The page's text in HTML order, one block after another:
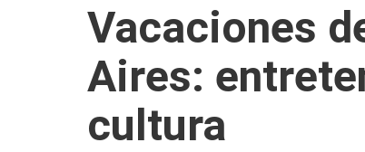
Vacaciones
Aires:
cultura